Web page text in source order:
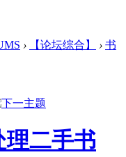
› 【论坛综合】 › 书
理二手书